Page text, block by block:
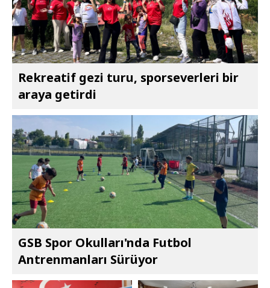
Rekreatif gezi turu, sporseverleri bir
araya getirdi
GSB Spor Okulları'nda Futbol
Antrenmanları Sürüyor